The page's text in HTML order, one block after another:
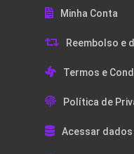
Minha Conta
Reembolso e
Termos e
Política de
Acessar dados